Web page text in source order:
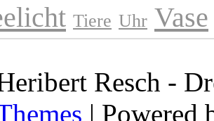
Tiere Uhr Vase
Resch -
| Powered